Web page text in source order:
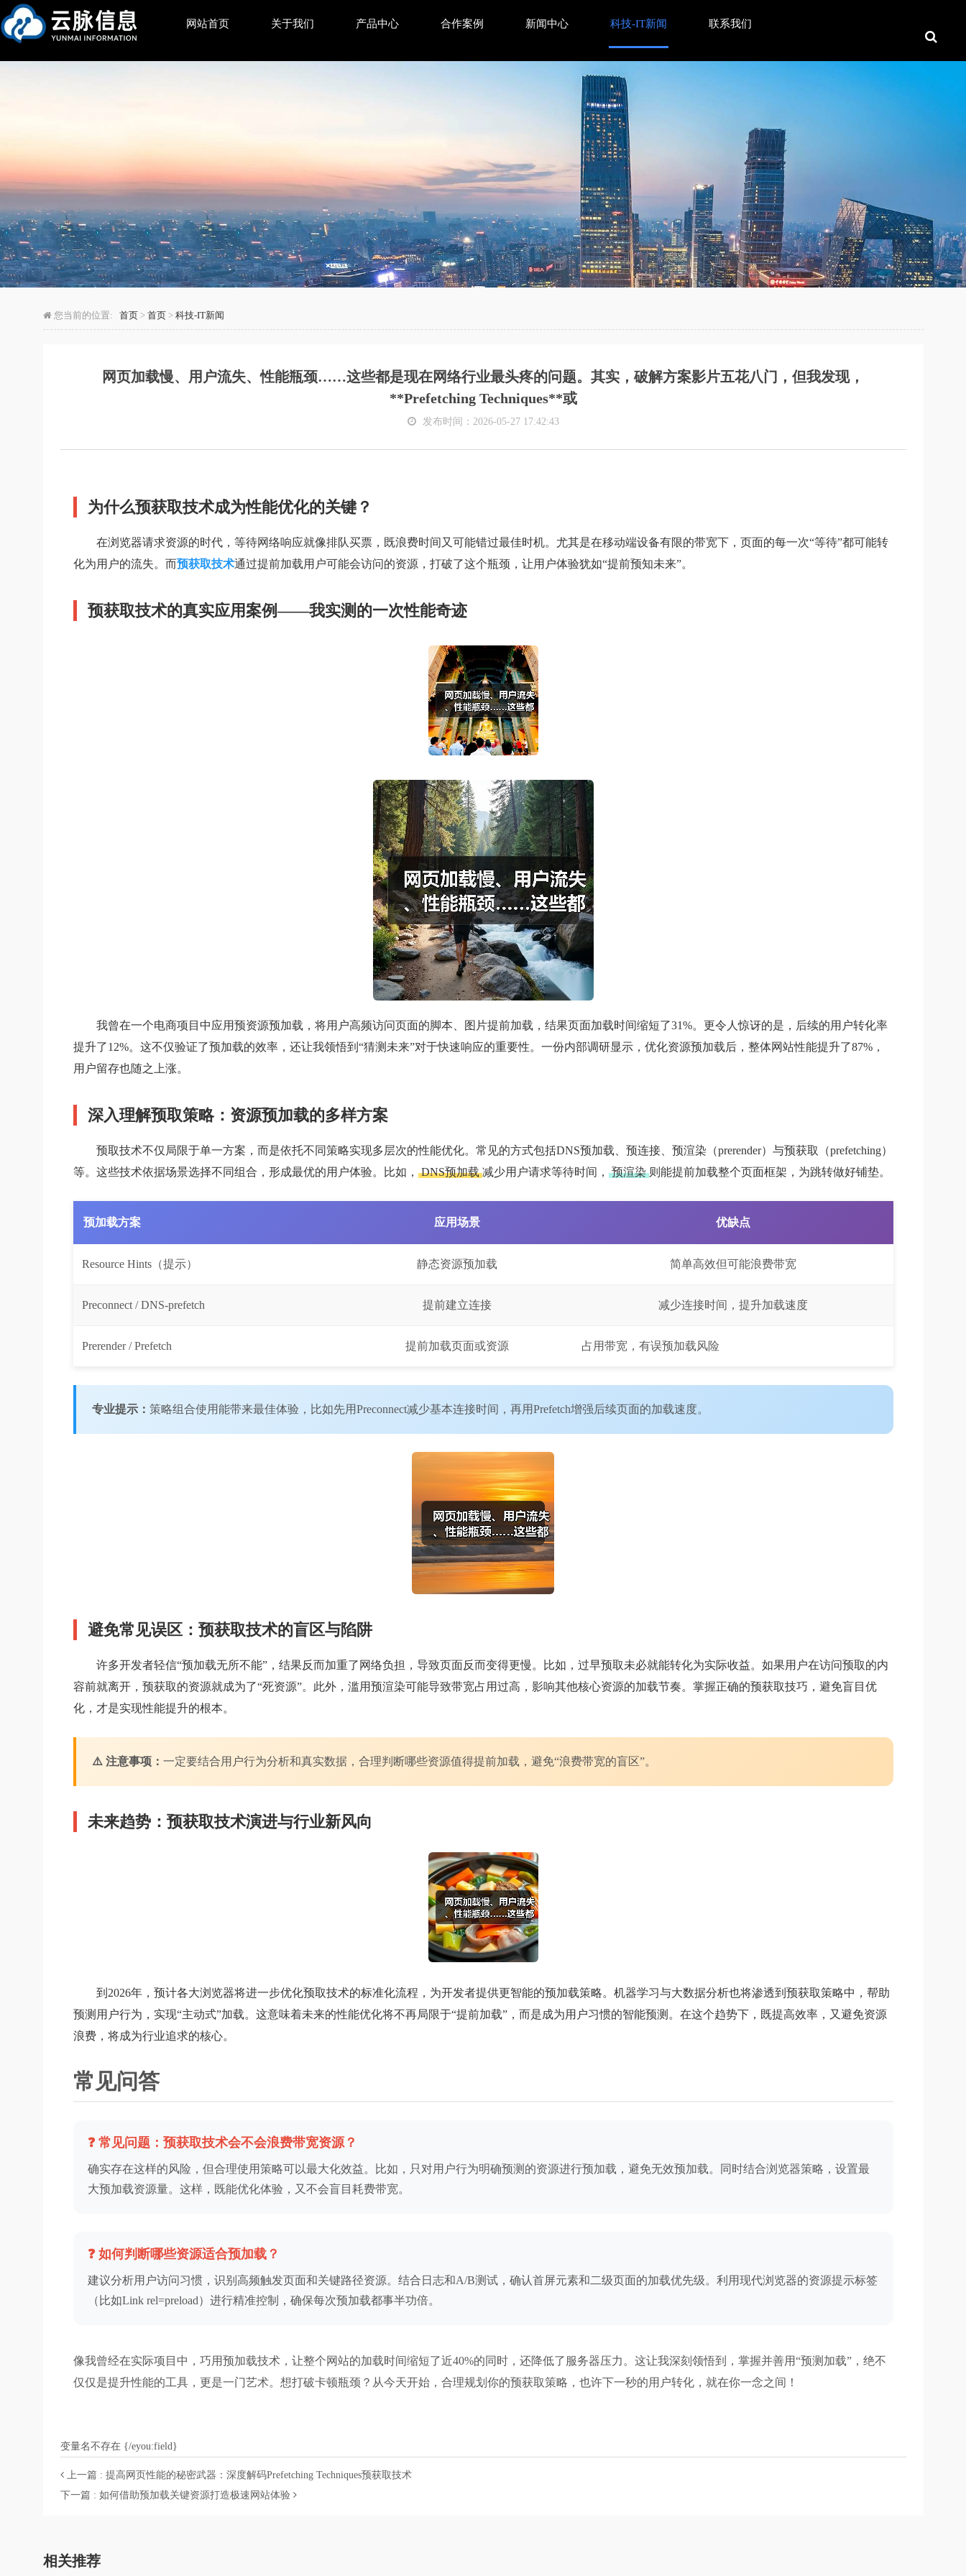
网页加载慢、用户流失、性能瓶颈……这些都是现在网络行业最头疼的
网站首页 关于我们 产品中心 合作案例 新闻中心 科技-IT新闻 联系我们
您当前的位置: 首页 > 首页 > 科技-IT新闻
网页加载慢、用户流失、性能瓶颈……这些都是现在网络行业最头疼的问题。其实，破解方案影片五花八门，但我发现，
**Prefetching Techniques**或
发布时间：2026-05-27 17:42:43
为什么预获取技术成为性能优化的关键？
在浏览器请求资源的时代，等待网络响应就像排队买票，既浪费时间又可能错过最佳时机。尤其是在移动端设备有限的带宽下，页面的每一次“等待”都可能转
化为用户的流失。而预获取技术通过提前加载用户可能会访问的资源，打破了这个瓶颈，让用户体验犹如“提前预知未来”。
预获取技术的真实应用案例——我实测的一次性能奇迹
我曾在一个电商项目中应用预资源预加载，将用户高频访问页面的脚本、图片提前加载，结果页面加载时间缩短了31%。更令人惊讶的是，后续的用户转化率
提升了12%。这不仅验证了预加载的效率，还让我领悟到“猜测未来”对于快速响应的重要性。一份内部调研显示，优化资源预加载后，整体网站性能提升了87%，
用户留存也随之上涨。
深入理解预取策略：资源预加载的多样方案
预取技术不仅局限于单一方案，而是依托不同策略实现多层次的性能优化。常见的方式包括DNS预加载、预连接、预渲染（prerender）与预获取（prefetching）
等。这些技术依据场景选择不同组合，形成最优的用户体验。比如，
DNS预加载 减少用户请求等待时间， 预渲染 则能提前加载整个页面框架，为跳转做好铺垫。
预加载方案 应用场景 优缺点
Resource Hints（提示） 静态资源预加载 简单高效但可能浪费带宽
Preconnect / DNS-prefetch 提前建立连接 减少连接时间，提升加载速度
Prerender / Prefetch 提前加载页面或资源 占用带宽，有误预加载风险
专业提示： 策略组合使用能带来最佳体验，比如先用Preconnect减少基本连接时间，再用Prefetch增强后续页面的加载速度。
避免常见误区：预获取技术的盲区与陷阱
许多开发者轻信“预加载无所不能”，结果反而加重了网络负担，导致页面反而变得更慢。比如，过早预取未必就能转化为实际收益。如果用户在访问预取的内
容前就离开，预获取的资源就成为了“死资源”。此外，滥用预渲染可能导致带宽占用过高，影响其他核心资源的加载节奏。掌握正确的预获取技巧，避免盲目优
化，才是实现性能提升的根本。
⚠️ 注意事项： 一定要结合用户行为分析和真实数据，合理判断哪些资源值得提前加载，避免“浪费带宽的盲区”。
未来趋势：预获取技术演进与行业新风向
到2026年，预计各大浏览器将进一步优化预取技术的标准化流程，为开发者提供更智能的预加载策略。机器学习与大数据分析也将渗透到预获取策略中，帮助
预测用户行为，实现“主动式”加载。这意味着未来的性能优化将不再局限于“提前加载”，而是成为用户习惯的智能预测。在这个趋势下，既提高效率，又避免资源
浪费，将成为行业追求的核心。
常见问答
❓ 常见问题：预获取技术会不会浪费带宽资源？
确实存在这样的风险，但合理使用策略可以最大化效益。比如，只对用户行为明确预测的资源进行预加载，避免无效预加载。同时结合浏览器策略，设置最
大预加载资源量。这样，既能优化体验，又不会盲目耗费带宽。
❓ 如何判断哪些资源适合预加载？
建议分析用户访问习惯，识别高频触发页面和关键路径资源。结合日志和A/B测试，确认首屏元素和二级页面的加载优先级。利用现代浏览器的资源提示标签
（比如Link rel=preload）进行精准控制，确保每次预加载都事半功倍。
像我曾经在实际项目中，巧用预加载技术，让整个网站的加载时间缩短了近40%的同时，还降低了服务器压力。这让我深刻领悟到，掌握并善用“预测加载”，绝不
仅仅是提升性能的工具，更是一门艺术。想打破卡顿瓶颈？从今天开始，合理规划你的预获取策略，也许下一秒的用户转化，就在你一念之间！
变量名不存在 {/eyou:field}
上一篇 : 提高网页性能的秘密武器：深度解码Prefetching Techniques预获取技术
下一篇 : 如何借助预加载关键资源打造极速网站体验
相关推荐